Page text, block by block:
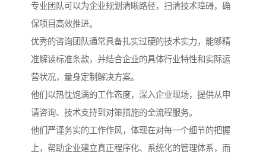
专业团队可以为企业规划清晰路径，扫清技术障碍，确
保项目高效推进。
优秀的咨询团队通常具备扎实过硬的技术实力，能够精
准解读标准条款，并结合企业的具体行业特性和实际运
营状况，量身定制解决方案。
他们以热忱饱满的工作态度，深入企业现场，提供从申
请咨询、技术支持到对策措施的全流程服务。
他们严谨务实的工作作风，体现在对每一个细节的把握
上，帮助企业建立真正程序化、系统化的管理体系，而